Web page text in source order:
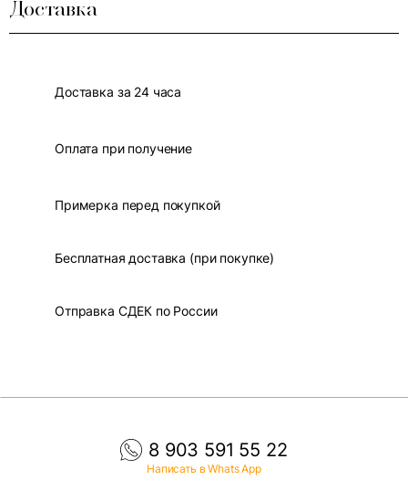
Доставка
Доставка за 24 часа
Оплата при получение
Примерка перед покупкой
Бесплатная доставка (при покупке)
Отправка СДЕК по России
8 903 591 55 22
Написать в Whats App